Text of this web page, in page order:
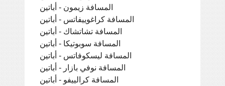
المسافة زيمون - أباتين
المسافة كراغوييفاتس - أباتين
المسافة تشاتشاك - أباتين
المسافة سوبوتيكا - أباتين
المسافة ليسكوفاتس - أباتين
المسافة نوفي بازار - أباتين
المسافة كرالييفو - أباتين